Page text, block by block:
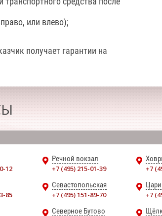
или влево);
получает гарантии на
12
Речной вокзал
+7 (495) 215-01-39
+7
85
Севастопольская
+7 (495) 151-89-70
+7
Северное Бутово